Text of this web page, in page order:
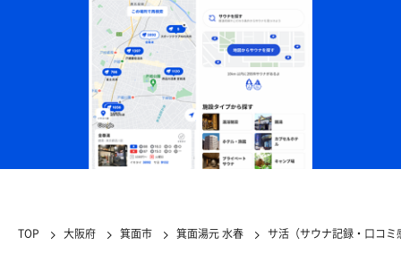
TOP 大阪府 箕面市 箕面湯元 水春 サ活（サウナ記録・口コミ